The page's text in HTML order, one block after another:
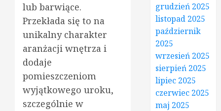
lub barwiące.
Przekłada się to na
unikalny charakter
aranżacji wnętrza i
dodaje
pomieszczeniom
wyjątkowego uroku,
szczególnie w
grudzień 2025
listopad 2025
październik
2025
wrzesień 2025
sierpień 2025
lipiec 2025
czerwiec 2025
maj 2025